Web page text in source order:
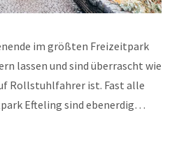
im größten Freizeitpark
lassen und sind überrascht wie
Rollstuhlfahrer ist. Fast alle
Efteling sind ebenerdig…